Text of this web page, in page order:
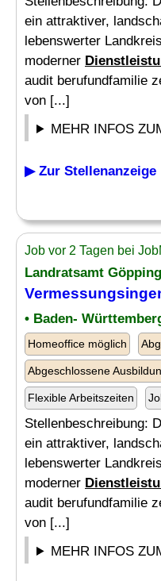
ein attraktiver,
lebenswerter
moderner
audit berufundfamilie
von [...]
MEHR INFOS
▶ Zur Stellenanzeige
Job vor 2 Tagen bei
Landratsamt
• Baden-
Homeoffice möglich
Abgeschlossene
Flexible Arbeitszeiten
Stellenbeschreibung:
ein attraktiver,
lebenswerter
moderner
audit berufundfamilie
von [...]
MEHR INFOS